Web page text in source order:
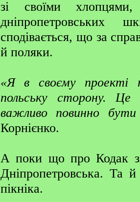
зі своїми
дніпропетровських
сподівається, що за
й поляки.
«Я в своєму проекті
польську сторону.
важливо повинно
Корнієнко.
А поки що про Кодак
Дніпропетровська. Та
пікніка.